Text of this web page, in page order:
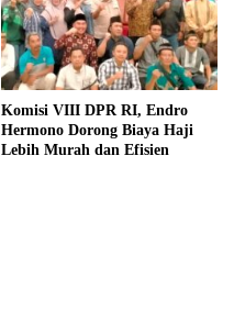
Komisi VIII DPR RI, Endro
Hermono Dorong Biaya Haji
Lebih Murah dan Efisien